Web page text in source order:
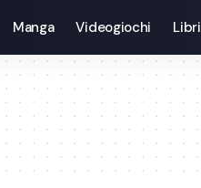
Manga Videogiochi Libri